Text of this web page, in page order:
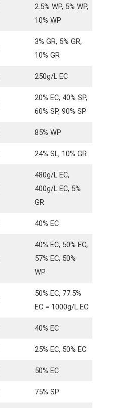
2.5% WP, 5% WP,
10% WP
3% GR, 5% GR,
10% GR
250g/L EC
20% EC, 40% SP,
60% SP, 90% SP
85% WP
24% SL, 10% GR
480g/L EC,
400g/L EC, 5%
GR
40% EC
40% EC, 50% EC,
57% EC; 50%
WP
50% EC, 77.5%
EC = 1000g/L EC
40% EC
25% EC, 50% EC
50% EC
75% SP